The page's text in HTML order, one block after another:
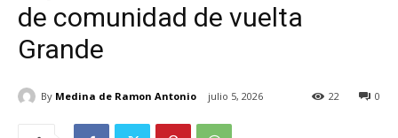
de comunidad de vuelta
Grande
By Medina de Ramon Antonio julio 5, 2026 0
22